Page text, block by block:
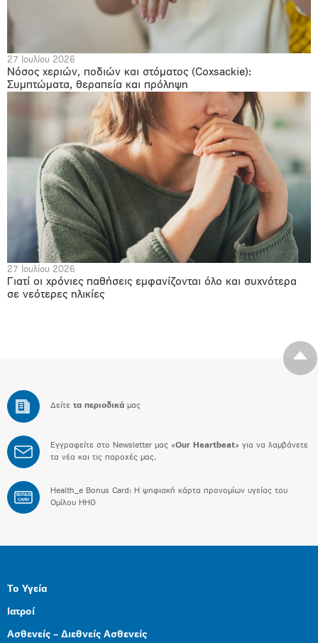
27 Ιουλίου 2026
Νόσος χεριών, ποδιών και στόματος (Coxsackie):
Συμπτώματα, θεραπεία και πρόληψη
27 Ιουλίου 2026
Γιατί οι χρόνιες παθήσεις εμφανίζονται όλο και συχνότερα
σε νεότερες ηλικίες
Δείτε τα περιοδικά μας
Εγγραφείτε στο Newsletter μας «Our Heartbeat» για να λαμβάνετε
τα νέα και τις παροχές μας.
BONUS
CARD
Health_e Bonus Card: H ψηφιακή κάρτα προνομίων υγείας του
Ομίλου HHG
Το Υγεία
Ιατροί
Ασθενείς – Διεθνείς Ασθενείς